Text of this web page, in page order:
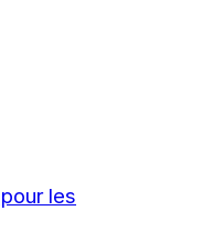
les